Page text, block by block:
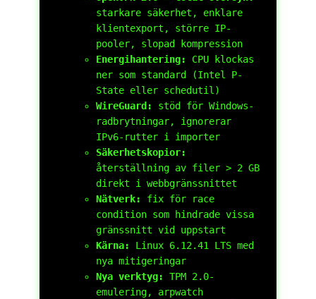
starkare säkerhet, enklare
klientexport, större IP-
pooler, slopad kompression
Energihantering:
CPU klockas
ner som standard (Intel P-
State eller schedutil)
WireGuard:
stöd för Windows-
radbrytningar, ignorerar
IPv6-rutter i importer
Säkerhetskopior:
återställning av filer > 2 GB
direkt i webbgränssnittet
Nätverk:
fix för race
condition som hindrade vissa
gränssnitt vid uppstart
Kärna:
Linux 6.12.41 LTS med
nya mitigeringar
Nya verktyg:
TPM 2.0-
emulering, arpwatch